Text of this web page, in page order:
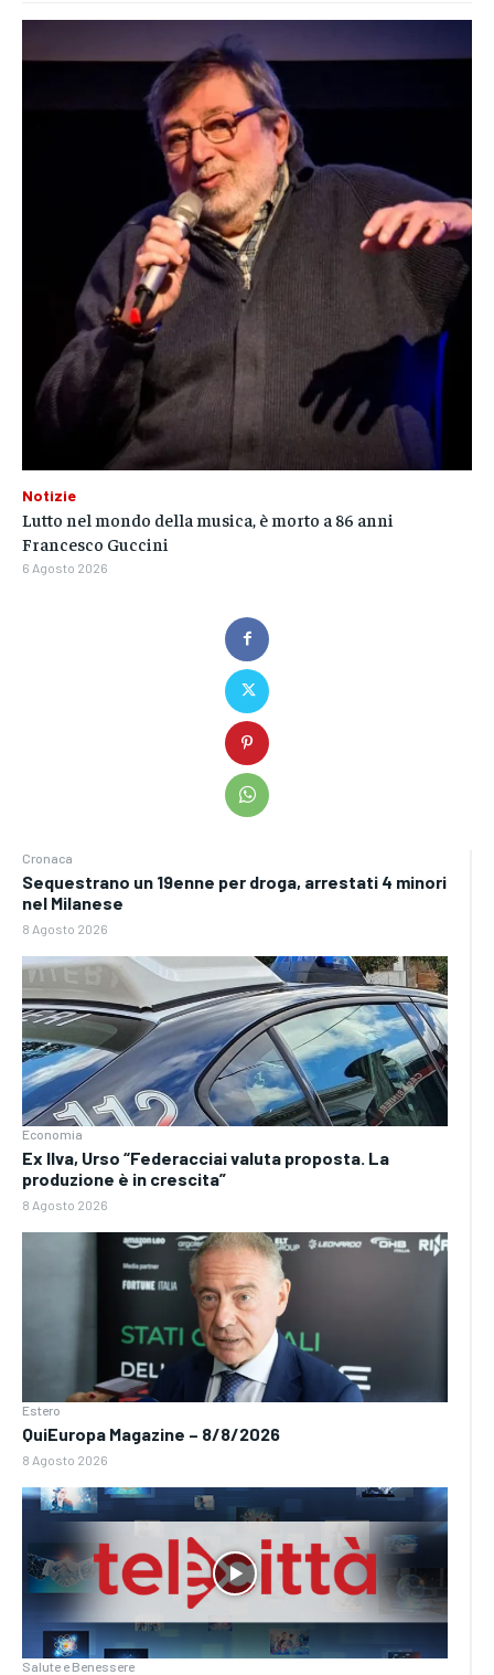
Cronaca
Sequestrano un 19enne per droga, arrestati 4 minori
nel Milanese
8 Agosto 2026
Economia
Ex Ilva, Urso “Federacciai valuta proposta. La
produzione è in crescita”
8 Agosto 2026
Estero
QuiEuropa Magazine – 8/8/2026
8 Agosto 2026
Salute e Benessere
Notizie
Lutto nel mondo della musica, è morto a 86 anni
Francesco Guccini
6 Agosto 2026